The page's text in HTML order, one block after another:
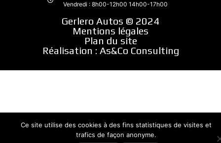
Vendredi : 8h00-12h00 14h00-17h00
Gerlero Autos © 2024
Mentions légales
Plan du site
Réalisation : As&Co Consulting
Ce site utilise des cookies à des fins statistiques de visites et
trafics de façon anonyme.